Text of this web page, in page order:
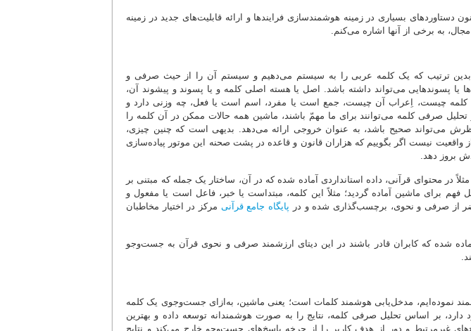
دستاوردهای بسیاری در زمینه هوشمندسازی فرایندها و ارائه قابلیت‌های جدید در زمینه
به برخی از آنها اشاره می‌کنم.
بدین ترتیب که یک کلمه عربی را به سیستم می‌دهیم و سیستم آن را از حیث صرفی و
یا پسوندهایی می‌تواند داشته باشد. اصل یا هسته اصلی کلمه و یا پسوند و پیشوند آن،
کلمه چیست، اِعراب آن چیست، جمع است یا مفرد، اسم است یا فعل، چه وزنی دارد و
تحلیل صرفی کلمه می‌توانند برای ما مهمّ باشند، ماشین همه حالات ممکن در آن کلمه را
می‌تواند صحیح باشد، به عنوان خروجی ارائه می‌دهد. بدیهی است که چنین چیزی،
واقعیت نیست اگر بگوییم که هزاران قانون و قاعده در پشت صحنه این موتور پیاده‌سازی
بروز دهد.
در محتوای قرآنی، داده استانداردی آماده شده که در آن، ساختار یک جمله که مبتنی بر
برای ماشین آماده گردید؛ مثلاً این کلمه، مبتداست یا خبر، فاعل است یا مفعول و
از صرفی و نحوی، برچسب‌گذاری شده و در پایگاه جامع قرآنی مرکز در اختیار مخاطبان
شده که کابران قادر باشند در این دیتای ارزشمند صرفی و نحوی قرآن به جست‌وجو
نموده‌ایم، مدخل‌یابی هوشمند کلمات است؛ یعنی ماشین، به‌ازای جست‌وجوی یک کلمه
دارد، بر اساس تحلیل صرفی کلمه، نتایج را به صورت هوشمندانه توسعه داده و بهترین
غیرمرتبط و دور از هدف کاربر را از چرخه پاسخ‌های جست‌وجو خارج می‌کند و نتایج